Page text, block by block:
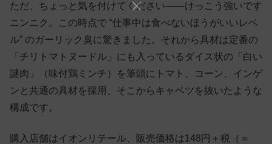
ただ、ちょっと気を付けてください——けっこう強いです
ニンニク。この時点で “仕事中は食べないほうがいいレベ
ル” のガーリック臭に驚きました。それから具材は定番の
「チリトマトヌードル」にも入っているダイス状の「白い
謎肉」（味付鶏ミンチ）を筆頭にトマト、コーン、インゲ
ンと共通の具材を採用、そこからキャベツを抜いたような
構成です。
購入店舗はイオンリテール、販売価格は148円＋税（＝